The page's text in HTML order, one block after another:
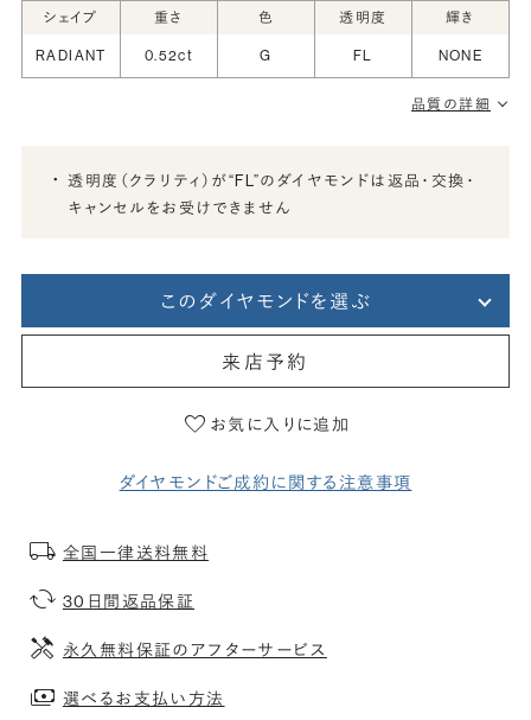
シェイプ 重さ 色 透明度 輝き
RADIANT 0.52ct G FL NONE
品質の詳細
透明度（クラリティ）が“FL”のダイヤモンドは返品・交換・
キャンセルをお受けできません
このダイヤモンドを選ぶ
来店予約
お気に入りに追加
ダイヤモンドご成約に関する注意事項
全国一律送料無料
30日間返品保証
永久無料保証のアフターサービス
選べるお支払い方法